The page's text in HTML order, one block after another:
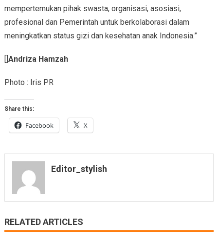
mempertemukan pihak swasta, organisasi, asosiasi,
profesional dan Pemerintah untuk berkolaborasi dalam
meningkatkan status gizi dan kesehatan anak Indonesia.”
[]Andriza Hamzah
Photo : Iris PR
Share this:
Facebook X
Editor_stylish
RELATED ARTICLES